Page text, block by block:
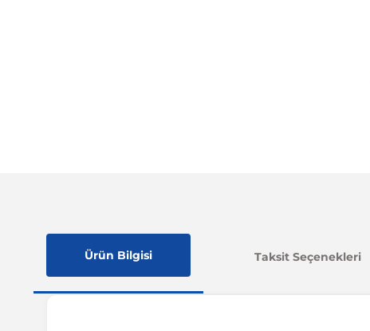
Ürün Bilgisi Taksit Seçenekleri